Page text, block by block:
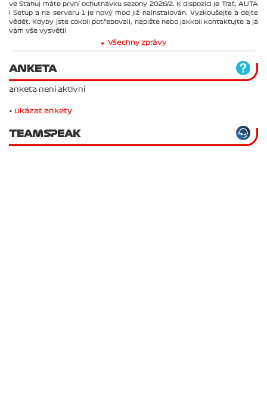
ve Stahuj máte první ochutnávku sezony 2026/2. K dispozici je Trať, AUTA
i Setup a na serveru 1 je nový mod již nainstalován. Vyzkoušejte a dejte
vědět. Kdyby jste cokoli potřebovali, napište nebo jakkoli kontaktujte a já
vám vše vysvětlí
Všechny zprávy
ANKETA
anketa není aktivní
• ukázat ankety
TEAMSPEAK